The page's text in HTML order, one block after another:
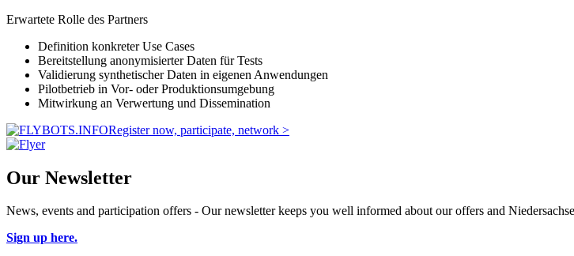
Erwartete Rolle des Partners
Definition konkreter Use Cases
Bereitstellung anonymisierter Daten für Tests
Validierung synthetischer Daten in eigenen Anwendungen
Pilotbetrieb in Vor- oder Produktionsumgebung
Mitwirkung an Verwertung und Dissemination
Register now, participate, network >
Our Newsletter
News, events and participation offers - Our newsletter keeps you well informed about our offers and
Sign up here.